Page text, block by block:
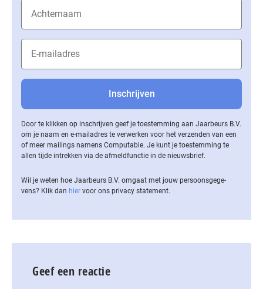
Door te klikken op inschrijven geef je toestemming aan Jaarbeurs B.V.
om je naam en e-mailadres te verwerken voor het verzenden van een
of meer mailings namens Computable. Je kunt je toestemming te
allen tijde intrekken via de af­meld­func­tie in de nieuwsbrief.
Wil je weten hoe Jaarbeurs B.V. omgaat met jouw per­soons­ge­ge­
vens? Klik dan hier voor ons privacy statement.
Geef een reactie